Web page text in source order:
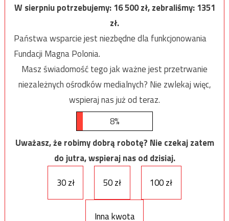
W sierpniu potrzebujemy:16 500zł, zebraliśmy:1351
zł.
Państwa wsparcie jest niezbędne dla funkcjonowania
Fundacji Magna Polonia.
Masz świadomość tego jak ważne jest przetrwanie
niezależnych ośrodków medialnych? Nie zwlekaj więc,
wspieraj nas już od teraz.
8%
Uważasz, że robimy dobrą robotę? Nie czekaj zatem
do jutra, wspieraj nas od dzisiaj.
30 zł
50 zł 100 zł
Inna kwota